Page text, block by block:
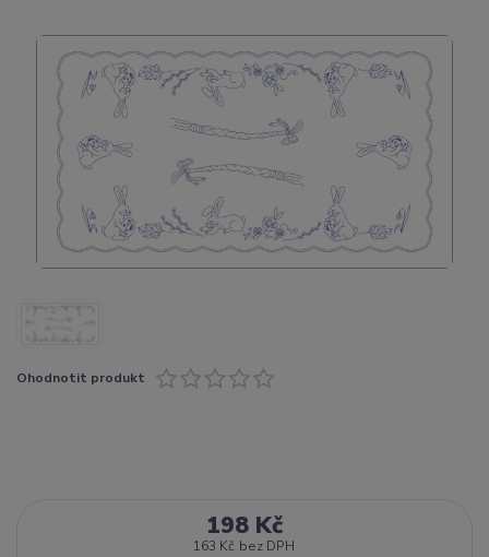
Ohodnotit produkt
198 Kč
163 Kč bez DPH